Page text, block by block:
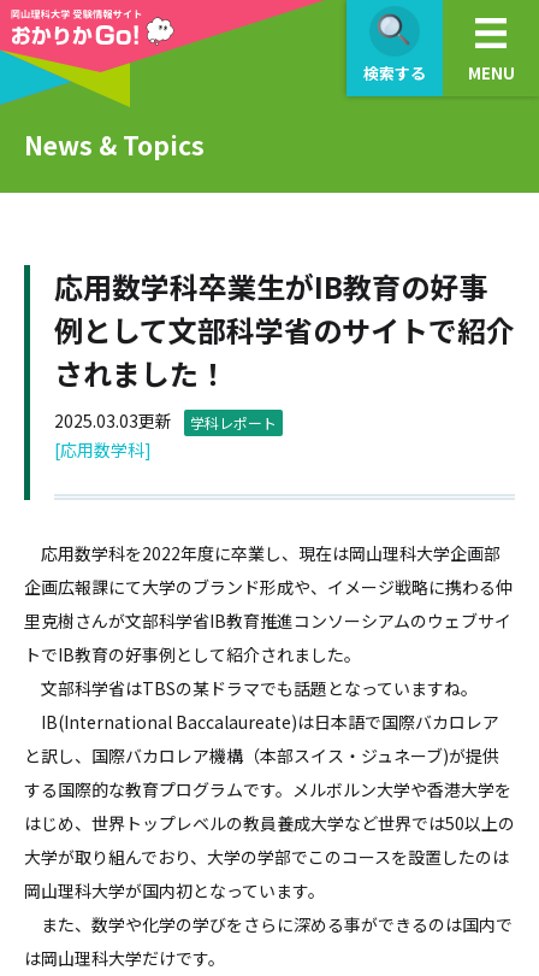
検索する MENU
News & Topics
応用数学科卒業生がIB教育の好事
例として文部科学省のサイトで紹介
されました！
2025.03.03更新 学科レポート
[応用数学科]
応用数学科を2022年度に卒業し、現在は岡山理科大学企画部
企画広報課にて大学のブランド形成や、イメージ戦略に携わる仲
里克樹さんが文部科学省IB教育推進コンソーシアムのウェブサイ
トでIB教育の好事例として紹介されました。
文部科学省はTBSの某ドラマでも話題となっていますね。
IB(International Baccalaureate)は日本語で国際バカロレア
と訳し、国際バカロレア機構（本部スイス・ジュネーブ)が提供
する国際的な教育プログラムです。メルボルン大学や香港大学を
はじめ、世界トップレベルの教員養成大学など世界では50以上の
大学が取り組んでおり、大学の学部でこのコースを設置したのは
岡山理科大学が国内初となっています。
また、数学や化学の学びをさらに深める事ができるのは国内で
は岡山理科大学だけです。